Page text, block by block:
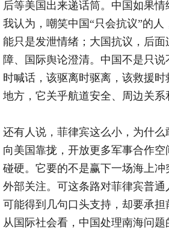
后等美国出来递话筒。中国如果情
我认为，嘲笑中国“只会抗议”的
能只是发泄情绪；大国抗议，后
障、国际舆论澄清。中国不是只
时喊话，该驱离时驱离，该救援
地方，它关乎航道安全、周边关系
还有人说，菲律宾这么小，为什
向美国靠拢，开放更多军事合作
碰硬。它要的不是赢下一场海上
外部关注。可这条路对菲律宾普
可能得到几句口头支持，却要承担
从国际社会看，中国处理南海问